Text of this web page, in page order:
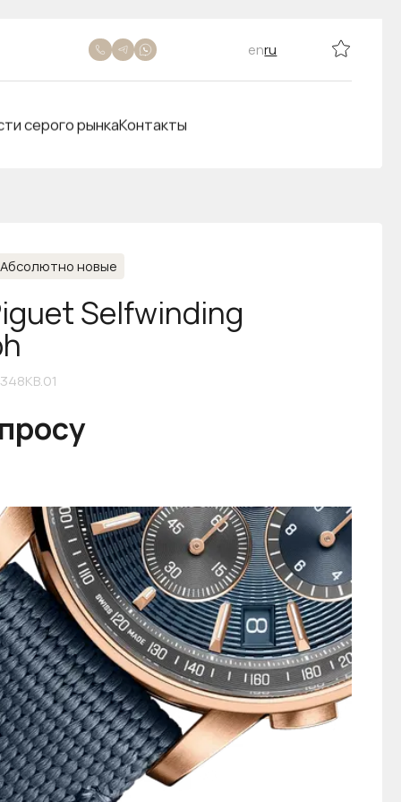
enru
серого рынкаКонтакты
Абсолютно новые
Selfwinding